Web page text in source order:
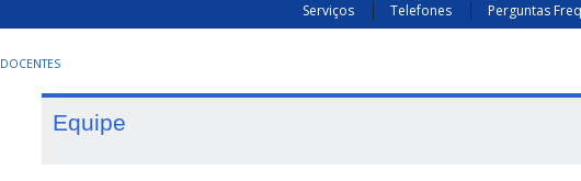
Serviços Telefones Perguntas
DOCENTES
Equipe